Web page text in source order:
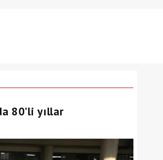
80’li yıllar